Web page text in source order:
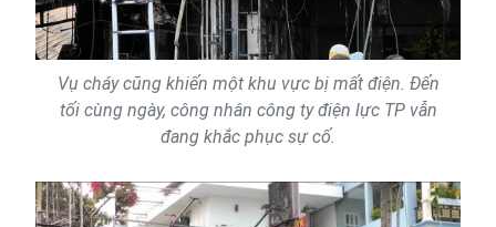
Vụ cháy cũng khiến một khu vực bị mất điện. Đến
tối cùng ngày, công nhân công ty điện lực TP vẫn
đang khắc phục sự cố.